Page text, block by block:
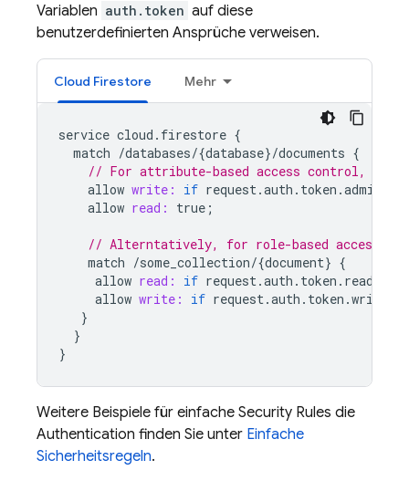
Variablen auth.token auf diese
benutzerdefinierten Ansprüche verweisen.
Cloud Firestore Mehr
service cloud . firestore {
match /databases/{database}/documents {
// For attribute-based access control,
allow write: if request.auth . token .admin
allow read: true ;
// Alterntatively, for role-based access,
match /some_collection/{document} {
allow read: if request.auth . token . reader
allow write: if request.auth . token .writer
}
}
}
Weitere Beispiele für einfache Security Rules die
Authentication finden Sie unter Einfache
Sicherheitsregeln.